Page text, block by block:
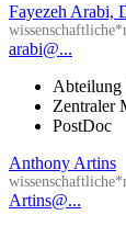
Fayezeh Arabi,
arabi@...
Abteilung
Zentraler
PostDoc
Anthony Artins
Artins@...